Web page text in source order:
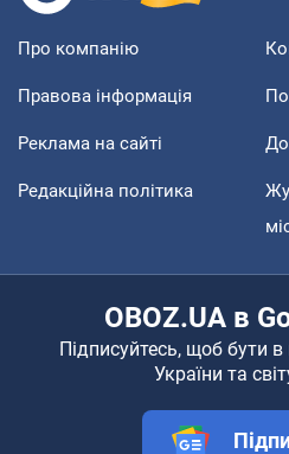
Про компанію
Правова інформація
Реклама на сайті
Редакційна політика
OBOZ.UA в
Підписуйтесь, щоб бути в
України та